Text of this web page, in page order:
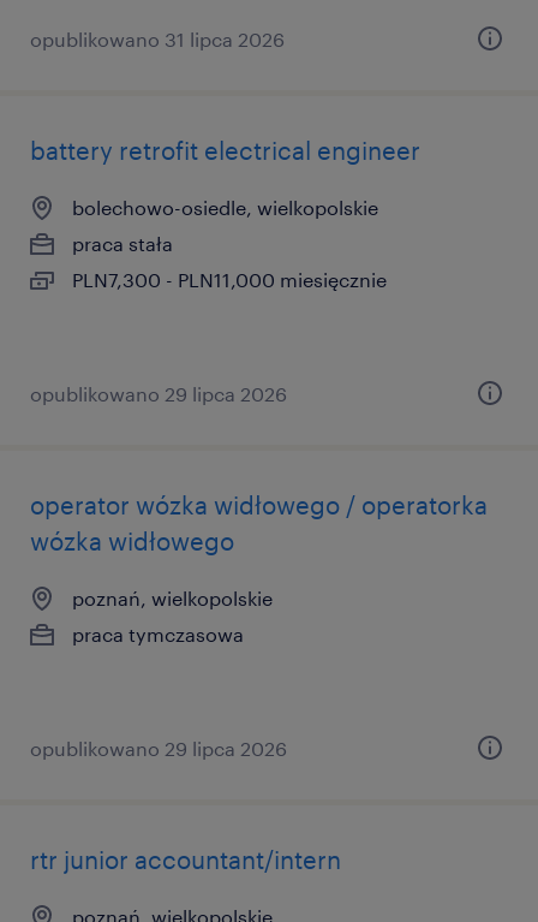
opublikowano 31 lipca 2026
battery retrofit electrical engineer
bolechowo-osiedle, wielkopolskie
praca stała
PLN7,300 - PLN11,000 miesięcznie
opublikowano 29 lipca 2026
operator wózka widłowego / operatorka
wózka widłowego
poznań, wielkopolskie
praca tymczasowa
opublikowano 29 lipca 2026
rtr junior accountant/intern
poznań, wielkopolskie